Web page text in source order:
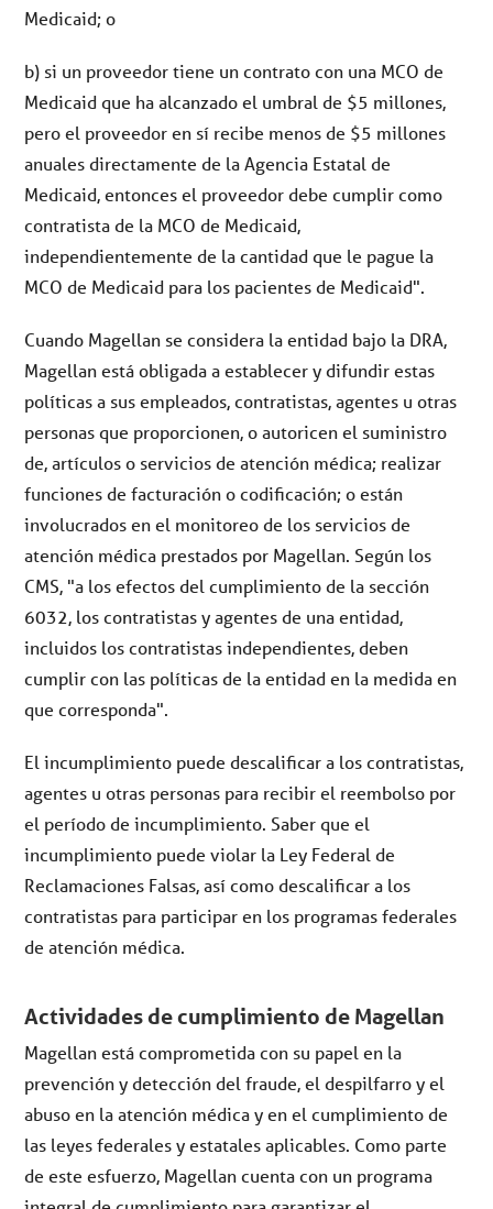
Medicaid; o
b) si un proveedor tiene un contrato con una MCO de
Medicaid que ha alcanzado el umbral de $5 millones,
pero el proveedor en sí recibe menos de $5 millones
anuales directamente de la Agencia Estatal de
Medicaid, entonces el proveedor debe cumplir como
contratista de la MCO de Medicaid,
independientemente de la cantidad que le pague la
MCO de Medicaid para los pacientes de Medicaid".
Cuando Magellan se considera la entidad bajo la DRA,
Magellan está obligada a establecer y difundir estas
políticas a sus empleados, contratistas, agentes u otras
personas que proporcionen, o autoricen el suministro
de, artículos o servicios de atención médica; realizar
funciones de facturación o codificación; o están
involucrados en el monitoreo de los servicios de
atención médica prestados por Magellan. Según los
CMS, "a los efectos del cumplimiento de la sección
6032, los contratistas y agentes de una entidad,
incluidos los contratistas independientes, deben
cumplir con las políticas de la entidad en la medida en
que corresponda".
El incumplimiento puede descalificar a los contratistas,
agentes u otras personas para recibir el reembolso por
el período de incumplimiento. Saber que el
incumplimiento puede violar la Ley Federal de
Reclamaciones Falsas, así como descalificar a los
contratistas para participar en los programas federales
de atención médica.
Actividades de cumplimiento de Magellan
Magellan está comprometida con su papel en la
prevención y detección del fraude, el despilfarro y el
abuso en la atención médica y en el cumplimiento de
las leyes federales y estatales aplicables. Como parte
de este esfuerzo, Magellan cuenta con un programa